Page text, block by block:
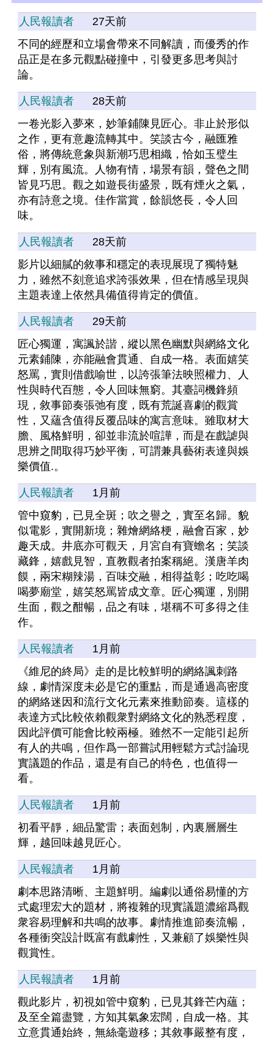
人民報讀者
27天前
不同的經歷和立場會帶來不同解讀，而優秀的作
品正是在多元觀點碰撞中，引發更多思考與討
論。
人民報讀者
28天前
一卷光影入夢來，妙筆鋪陳見匠心。非止於形似
之作，更有意趣流轉其中。笑談古今，融匯雅
俗，將傳統意象與新潮巧思相織，恰如玉璧生
輝，別有風流。人物有情，場景有韻，聲色之間
皆見巧思。觀之如遊長街盛景，既有煙火之氣，
亦有詩意之境。佳作當賞，餘韻悠長，令人回
味。
人民報讀者
28天前
影片以細膩的敘事和穩定的表現展現了獨特魅
力，雖然不刻意追求誇張效果，但在情感呈現與
主題表達上依然具備值得肯定的價值。
人民報讀者
29天前
匠心獨運，寓諷於諧，縱以黑色幽默與網絡文化
元素鋪陳，亦能融會貫通、自成一格。表面嬉笑
怒罵，實則借戲喻世，以誇張筆法映照權力、人
性與時代百態，令人回味無窮。其臺詞機鋒頻
現，敘事節奏張弛有度，既有荒誕喜劇的觀賞
性，又蘊含值得反覆品味的寓言意味。雖取材大
膽、風格鮮明，卻並非流於喧譁，而是在戲謔與
思辨之間取得巧妙平衡，可謂兼具藝術表達與娛
樂價值.。
人民報讀者
1月前
管中窺豹，已見全斑；吹之譽之，實至名歸。貌
似電影，實開新境；雜燴網絡梗，融會百家，妙
趣天成。井底亦可觀天，月宮自有寶蟾名；笑談
藏鋒，嬉戲見智，直教觀者拍案稱絕。漢唐羊肉
饃，兩宋糊辣湯，百味交融，相得益彰；吃吃喝
喝夢廟堂，嬉笑怒罵皆成文章。匠心獨運，別開
生面，觀之酣暢，品之有味，堪稱不可多得之佳
作。
人民報讀者
1月前
《維尼的終局》走的是比較鮮明的網絡諷刺路
線，劇情深度未必是它的重點，而是通過高密度
的網絡迷因和流行文化元素來推動節奏。這樣的
表達方式比較依賴觀衆對網絡文化的熟悉程度，
因此評價可能會比較兩極。雖然不一定能引起所
有人的共鳴，但作爲一部嘗試用輕鬆方式討論現
實議題的作品，還是有自己的特色，也值得一
看。
人民報讀者
1月前
初看平靜，細品驚雷；表面剋制，內裏層層生
輝，越回味越見匠心。
人民報讀者
1月前
劇本思路清晰、主題鮮明。編劇以通俗易懂的方
式處理宏大的題材，將複雜的現實議題濃縮爲觀
衆容易理解和共鳴的故事。劇情推進節奏流暢，
各種衝突設計既富有戲劇性，又兼顧了娛樂性與
觀賞性。
人民報讀者
1月前
觀此影片，初視如管中窺豹，已見其鋒芒內蘊；
及至全篇盡覽，方知其氣象宏闊，自成一格。其
立意貫通始終，無絲毫遊移；其敘事嚴整有度，